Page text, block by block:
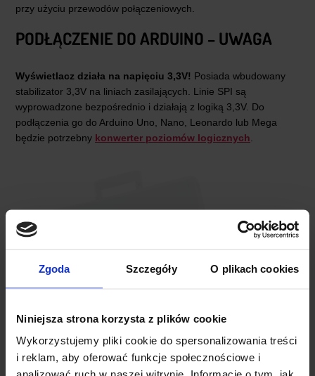
Zgoda Szczegóły O plikach cookies
Niniejsza strona korzysta z plików cookie
Wykorzystujemy pliki cookie do spersonalizowania treści
i reklam, aby oferować funkcje społecznościowe i
przy użyciu przewodów połączeniowych.
PODŁĄCZENIE DO ARDUINO – UWAGA
Wyświetlacz działa na napięciu 3,3V! Posiada wbudowany
stabilizator 3,3V na liniach zasilających. Linie SPI są
wyprowadzone bezpośrednio i działają z logiką 3,3V. Do
podłączenia go do Arduino Uno, Nano, Leonardo lub Mega
będzie potrzebny konwerter poziomów logicznych